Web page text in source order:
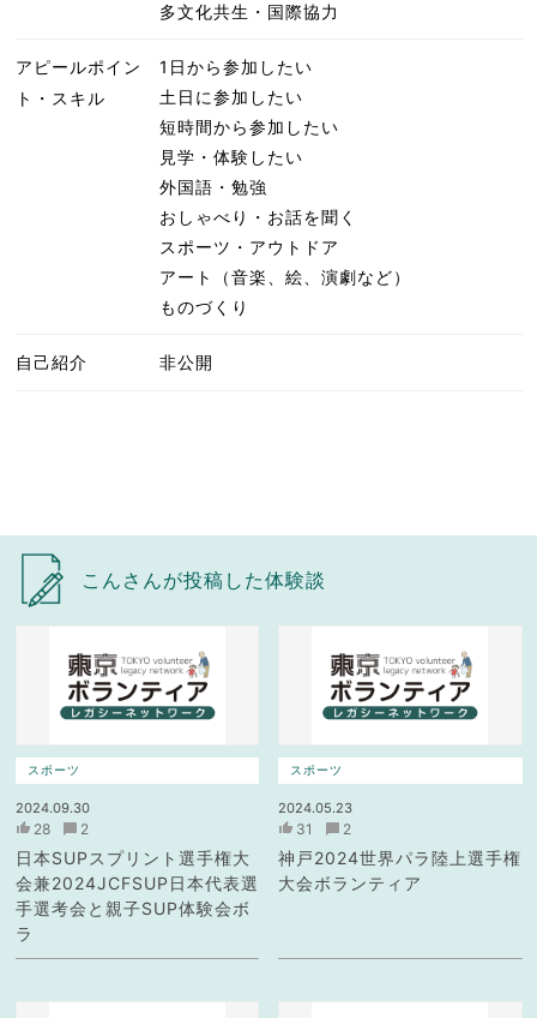
多文化共生・国際協力
アピールポイン
ト・スキル
1日から参加したい
土日に参加したい
短時間から参加したい
見学・体験したい
外国語・勉強
おしゃべり・お話を聞く
スポーツ・アウトドア
アート（音楽、絵、演劇など）
ものづくり
自己紹介 非公開
こんさんが投稿した体験談
スポーツ
2024.09.30
28 2
日本SUPスプリント選手権大
会兼2024JCFSUP日本代表選
手選考会と親子SUP体験会ボ
ラ
スポーツ
2024.05.23
31 2
神戸2024世界パラ陸上選手権
大会ボランティア